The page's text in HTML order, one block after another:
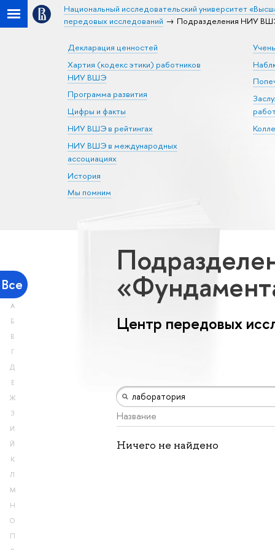
Национальный исследовательский университет
передовых исследований
Подразделения НИУ
Декларация ценностей
Хартия (кодекс этики) работников
НИУ ВШЭ
Программа развития
Цифры и факты
НИУ ВШЭ в рейтингах
НИУ ВШЭ в международных
ассоциациях
История
Мы помним
Все
А
Б
В
Г
Д
Е
Ж
З
И
Й
К
Л
М
Н
О
П
Центр передовых
Название
Ничего не найдено